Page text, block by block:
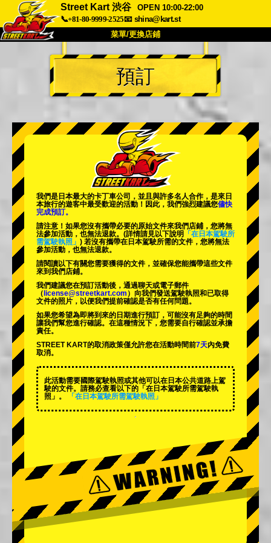
Street Kart 渋谷
OPEN 10:00-22:00
📞+81-80-9999-2525📧 shina@kart.st
菜單/更換店鋪
首頁
關於 規格 價格
公司 預訂
更換店鋪
東京 秋葉原 #2
東京 澀谷附店 東京灣
東京 淺草 大阪
沖繩
預訂
我們是日本最大的卡丁車公司，並且與許多名人合作，是來日
本旅行的遊客中最受歡迎的活動 ！因此，我們強烈建議您儘快
完成預訂。
請注意！如果您沒有攜帶必要的原始文件來我們店鋪，您將無
法參加活動，也無法退款。 (詳情請見以下說明
「在日本駕駛所
需駕駛執照」 ) 若沒有攜帶在日本駕駛所需的文件，您將無法
參加活動，也無法退款。
請閱讀以下有關您需要獲得的文件，並確保您能攜帶這些文件
來到我們店鋪。
我們建議您在預訂活動後，通過聊天或電子郵件
（ license@streetkart.com ）向我們發送駕駛執照和已取得
文件的照片，以便我們提前確認是否有任何問題。
如果您希望為即將到來的日期進行預訂，可能沒有足夠的時間
讓我們幫您進行確認。在這種情況下，您需要自行確認並承擔
責任。
STREET KART的取消政策僅允許您在活動時間前7天內免費
取消。
此活動需要國際駕駛執照或其他可以在日本公共道路上駕
駛的文件。請務必查看以下的「在日本駕駛所需駕駛執
照」。
「在日本駕駛所需駕駛執照」